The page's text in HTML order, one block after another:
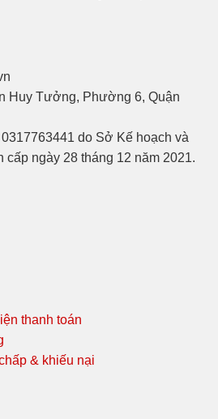
Huy Tưởng, Phường 6, Quận
do Sở Kế hoạch và
ngày 28 tháng 12 năm 2021.
thanh toán
& khiếu nại